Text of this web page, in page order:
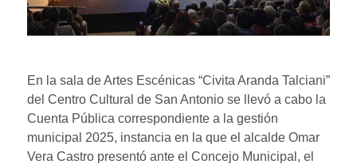
En la sala de Artes Escénicas “Civita Aranda Talciani”
del Centro Cultural de San Antonio se llevó a cabo la
Cuenta Pública correspondiente a la gestión
municipal 2025, instancia en la que el alcalde Omar
Vera Castro presentó ante el Concejo Municipal, el